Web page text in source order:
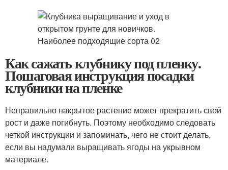
Как сажать клубнику под пленку.
Пошаговая инструкция посадки
клубники на пленке
Неправильно накрытое растение может прекратить свой
рост и даже погибнуть. Поэтому необходимо следовать
четкой инструкции и запоминать, чего не стоит делать,
если вы надумали выращивать ягоды на укрывном
материале.